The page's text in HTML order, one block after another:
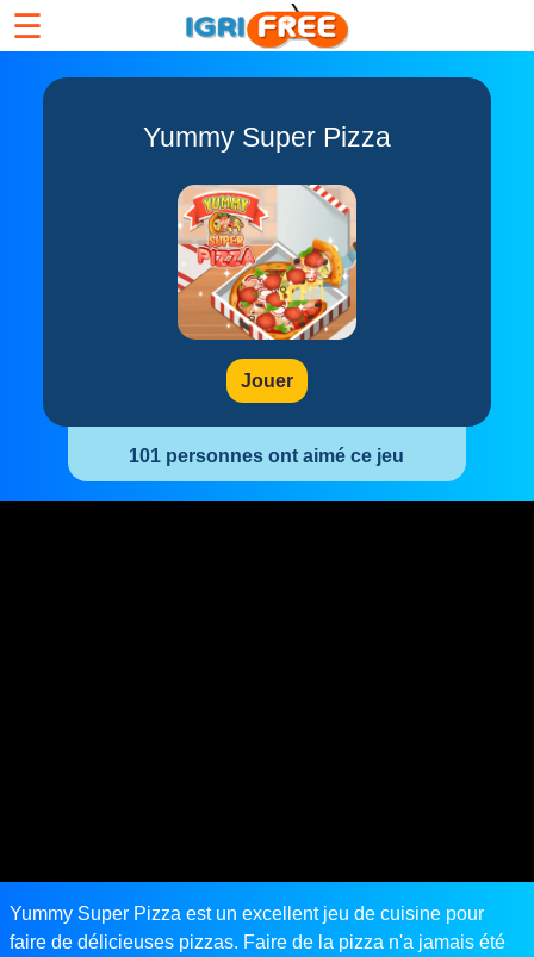
☰
Yummy Super Pizza
Jouer
101 personnes ont aimé ce jeu
Yummy Super Pizza est un excellent jeu de cuisine pour
faire de délicieuses pizzas. Faire de la pizza n'a jamais été